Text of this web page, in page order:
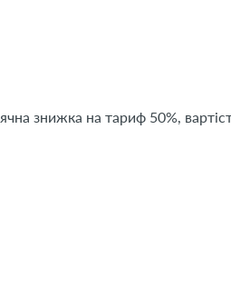
знижка на тариф 50%,